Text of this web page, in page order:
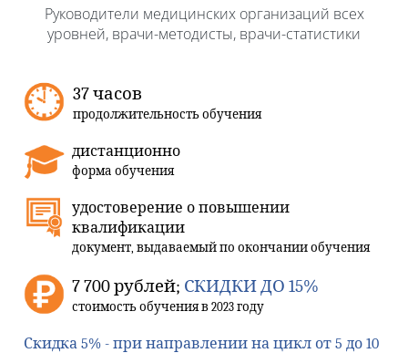
Руководители медицинских организаций всех
уровней, врачи-методисты, врачи-статистики
37 часов
продолжительность обучения
дистанционно
форма обучения
удостоверение о повышении
квалификации
документ, выдаваемый по окончании обучения
7 700 рублей; СКИДКИ ДО 15%
стоимость обучения в 2023 году
Скидка 5% - при направлении на цикл от 5 до 10